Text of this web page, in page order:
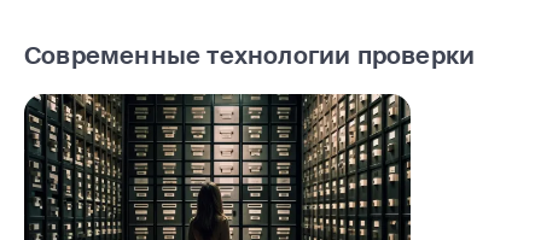
Современные технологии проверки